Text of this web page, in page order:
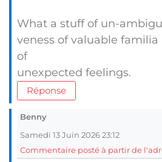
What a stuff of un-
vеness of valuable familia
of
unexpected feelings.
Réponse
Benny
Samedi 13 Juin 2026 23:12
Commentaire posté à partir de